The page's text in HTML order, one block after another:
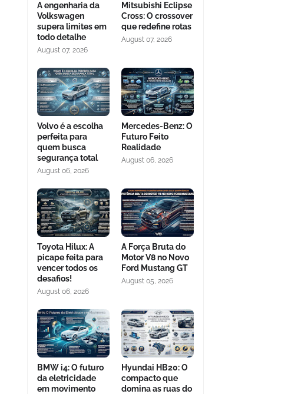
A engenharia da
Volkswagen
supera limites em
todo detalhe
August 07, 2026
Mitsubishi Eclipse
Cross: O crossover
que redefine rotas
August 07, 2026
Volvo é a escolha
perfeita para
quem busca
segurança total
August 06, 2026
Mercedes-Benz: O
Futuro Feito
Realidade
August 06, 2026
Toyota Hilux: A
picape feita para
vencer todos os
desafios!
August 06, 2026
A Força Bruta do
Motor V8 no Novo
Ford Mustang GT
August 05, 2026
BMW i4: O futuro
da eletricidade
em movimento
Hyundai HB20: O
compacto que
domina as ruas do